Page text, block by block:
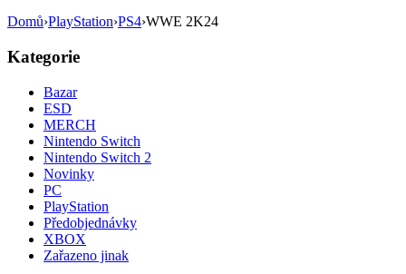
Domů›PlayStation›PS4›WWE 2K24
Kategorie
Bazar
ESD
MERCH
Nintendo Switch
Nintendo Switch 2
Novinky
PC
PlayStation
Předobjednávky
XBOX
Zařazeno jinak